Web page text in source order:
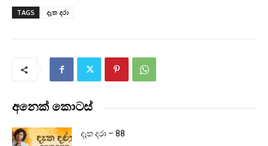
TAGS දෑත දරා
අනෙක් කොටස්
දෑත දරා – 88